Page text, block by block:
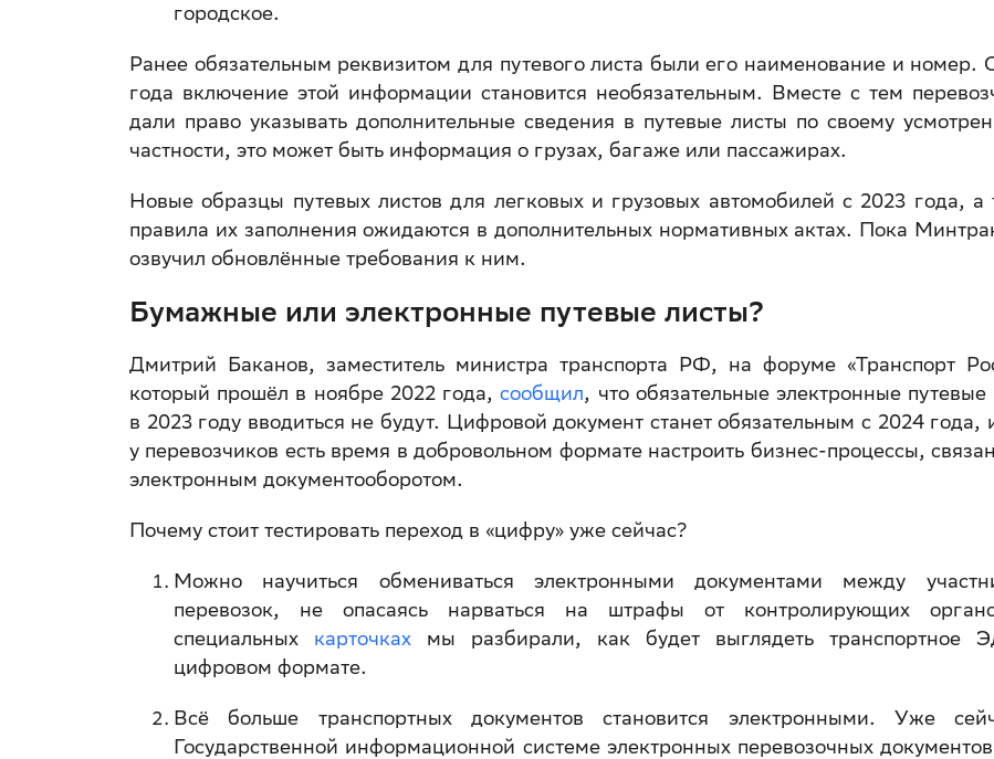
городское.
Ранее обязательным реквизитом для путевого листа были его наименование и номер.
года включение этой информации становится необязательным. Вместе с тем
дали право указывать дополнительные сведения в путевые листы по своему
частности, это может быть информация о грузах, багаже или пассажирах.
Новые образцы путевых листов для легковых и грузовых автомобилей с 2023 года, а
правила их заполнения ожидаются в дополнительных нормативных актах. Пока
озвучил обновлённые требования к ним.
Бумажные или электронные путевые листы?
Дмитрий Баканов, заместитель министра транспорта РФ, на форуме «Транспорт
который прошёл в ноябре 2022 года,сообщил, что обязательные электронные путевые
в 2023 году вводиться не будут. Цифровой документ станет обязательным с 2024 года,
у перевозчиков есть время в добровольном формате настроить бизнес-процессы,
электронным документооборотом.
Почему стоит тестировать переход в «цифру» уже сейчас?
Можно научиться обмениваться электронными документами между
перевозок, не опасаясь нарваться на штрафы от контролирующих
специальных карточках мы разбирали, как будет выглядеть транспортное
цифровом формате.
Всё больше транспортных документов становится электронными. Уже
Государственной информационной системе электронных перевозочных